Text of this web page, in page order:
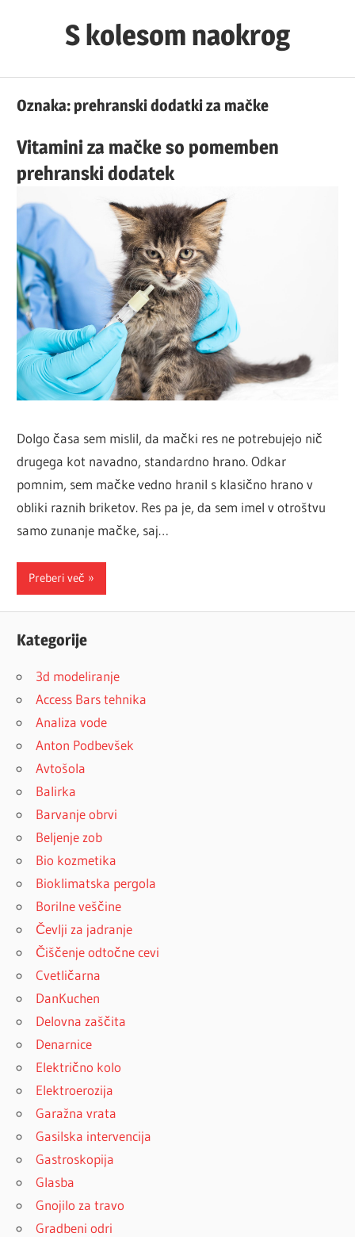
S kolesom naokrog
Oznaka:prehranski dodatki za mačke
Vitamini za mačke so pomemben
prehranski dodatek
Dolgo časa sem mislil, da mački res ne potrebujejo nič
drugega kot navadno, standardno hrano. Odkar
pomnim, sem mačke vedno hranil s klasično hrano v
obliki raznih briketov. Res pa je, da sem imel v otroštvu
samo zunanje mačke, saj…
Preberi več
Kategorije
3d modeliranje
Access Bars tehnika
Analiza vode
Anton Podbevšek
Avtošola
Balirka
Barvanje obrvi
Beljenje zob
Bio kozmetika
Bioklimatska pergola
Borilne veščine
Čevlji za jadranje
Čiščenje odtočne cevi
Cvetličarna
DanKuchen
Delovna zaščita
Denarnice
Električno kolo
Elektroerozija
Garažna vrata
Gasilska intervencija
Gastroskopija
Glasba
Gnojilo za travo
Gradbeni odri